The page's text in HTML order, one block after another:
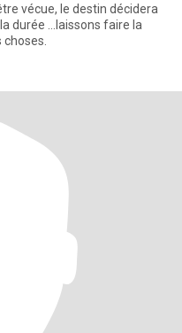
vécue, le destin décidera
durée ...laissons faire la